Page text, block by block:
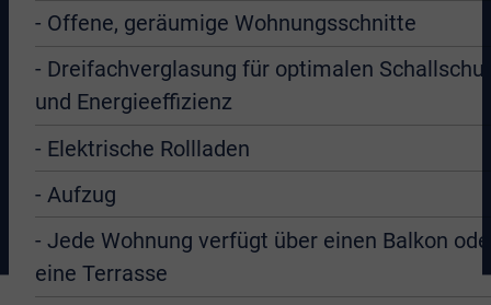
- Offene, geräumige Wohnungsschnitte
- Dreifachverglasung für optimalen
und Energieeffizienz
- Elektrische Rollladen
- Aufzug
- Jede Wohnung verfügt über einen Balkon
eine Terrasse